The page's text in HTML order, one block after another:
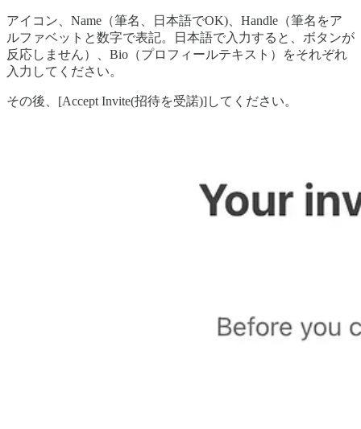
アイコン、Name（筆名、日本語でOK)、Handle（筆名をア
ルファベットと数字で表記。日本語で入力すると、ボタンが
反応しません）、Bio（プロフィールテキスト）をそれぞれ
入力してください。
その後、[Accept Invite(招待を受諾)]してください。